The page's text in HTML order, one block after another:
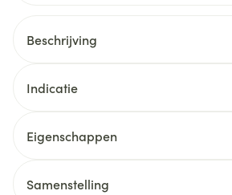
Beschrijving
Indicatie
Eigenschappen
Samenstelling